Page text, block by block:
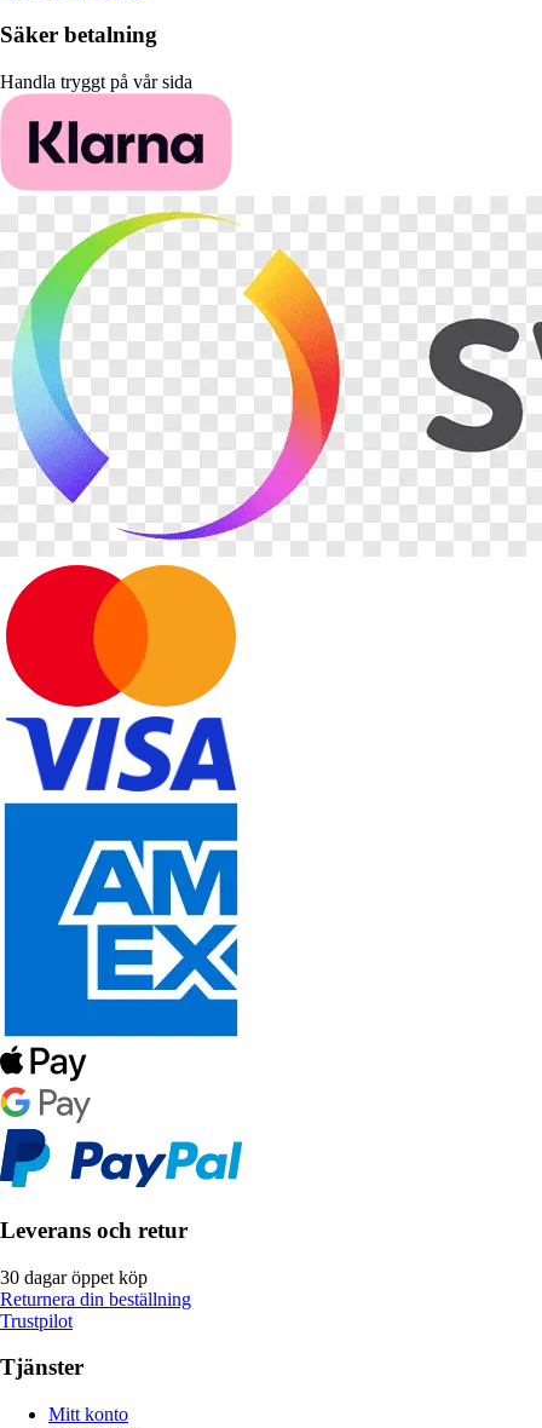
Säker betalning
Handla tryggt på vår sida
Leverans och retur
30 dagar öppet köp
Returnera din beställning
Trustpilot
Tjänster
Mitt konto